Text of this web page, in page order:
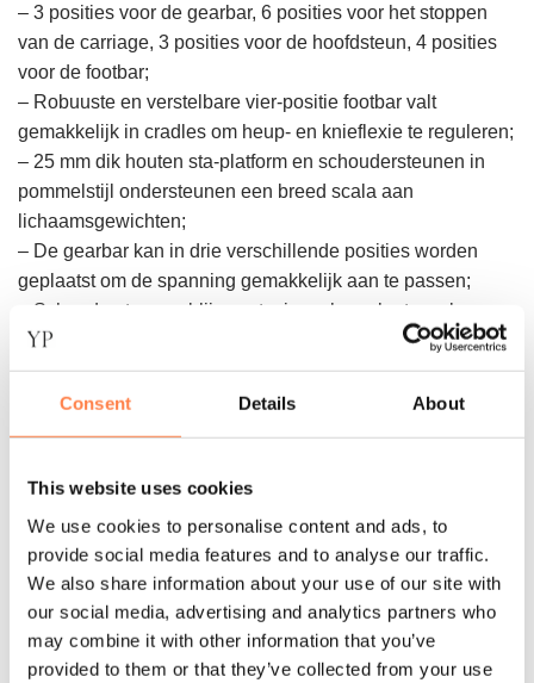
Consent Details About
This website uses cookies
We use cookies to personalise content and ads, to
provide social media features and to analyse our traffic.
We also share information about your use of our site with
our social media, advertising and analytics partners who
may combine it with other information that you’ve
provided to them or that they’ve collected from your use
– 3 posities voor de gearbar, 6 posities voor het stoppen
van de carriage, 3 posities voor de hoofdsteun, 4 posities
voor de footbar;
– Robuuste en verstelbare vier-positie footbar valt
gemakkelijk in cradles om heup- en knieflexie te reguleren;
– 25 mm dik houten sta-platform en schoudersteunen in
pommelstijl ondersteunen een breed scala aan
lichaamsgewichten;
– De gearbar kan in drie verschillende posities worden
geplaatst om de spanning gemakkelijk aan te passen;
– Schoudersteunen blijven stevig op hun plaats en kunnen
gemakkelijk worden verwijderd om te worden opgeborgen;
– De nieuwe Comfort Footbar is gemakkelijker voor
gevoelige voeten en handen;
– Optionele Mat Converter – maakt het mogelijk om
Matwork oefeningen te doen op een comfortabel, verhoogd
oppervlak;
– Uitbreidbaar – voeg een V2 Max Plus™ Verticaal Frame
en Mat Converter toe voor Cadillac-functionaliteit;
– Minimale montage vereist.